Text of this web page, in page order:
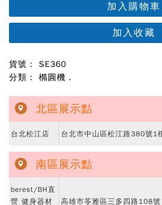
加入購物車
加入收藏
貨號： SE360
分類： 橢圓機 .
北區展示點
台北松江店 台北市中山區松江路380號1
南區展示點
berest/BH直
營 健身器材
高雄市苓雅區三多四路108